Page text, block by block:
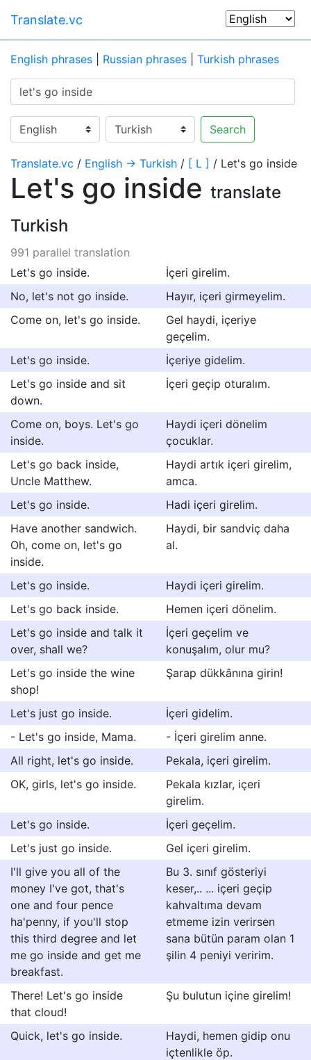
Translate.vc
English phrases Russian phrases Turkish phrases
Search
Translate.vc / English → Turkish / [ L ] / Let's go inside
Let's go inside translate
Turkish
991 parallel translation
Let's go inside.
İçeri girelim.
No, let's not go inside.
Hayır, içeri girmeyelim.
Come on, let's go inside.
Gel haydi, içeriye
geçelim.
Let's go inside.
İçeriye gidelim.
Let's go inside and sit
down.
İçeri geçip oturalım.
Come on, boys. Let's go
inside.
Haydi içeri dönelim
çocuklar.
Let's go back inside,
Uncle Matthew.
Haydi artık içeri girelim,
amca.
Let's go inside.
Hadi içeri girelim.
Have another sandwich.
Oh, come on, let's go
inside.
Haydi, bir sandviç daha
al.
Let's go inside.
Haydi içeri girelim.
Let's go back inside.
Hemen içeri dönelim.
Let's go inside and talk it
over, shall we?
İçeri geçelim ve
konuşalım, olur mu?
Let's go inside the wine
shop!
Şarap dükkânına girin!
Let's just go inside.
İçeri gidelim.
- Let's go inside, Mama.
- İçeri girelim anne.
All right, let's go inside.
Pekala, içeri girelim.
OK, girls, let's go inside.
Pekala kızlar, içeri
girelim.
Let's go inside.
İçeri geçelim.
Let's just go inside.
Gel içeri girelim.
I'll give you all of the
money I've got, that's
one and four pence
ha'penny, if you'll stop
this third degree and let
me go inside and get me
breakfast.
Bu 3. sınıf gösteriyi
keser,.. ... içeri geçip
kahvaltıma devam
etmeme izin verirsen
sana bütün param olan 1
şilin 4 peniyi veririm.
There! Let's go inside
that cloud!
Şu bulutun içine girelim!
Quick, let's go inside.
Haydi, hemen gidip onu
içtenlikle öp.